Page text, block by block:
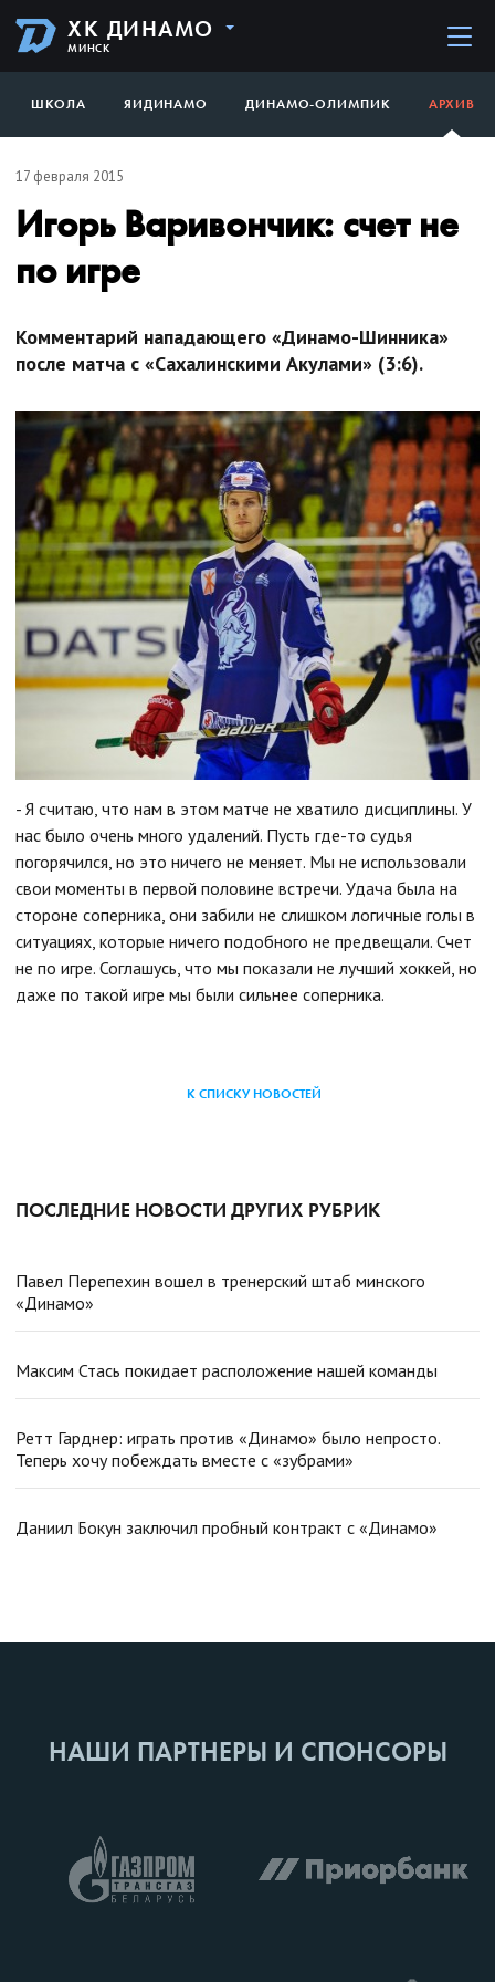
ХК ДИНАМО
МИНСК
ШКОЛА ЯИДИНАМО ДИНАМО-ОЛИМПИК АРХИВ
17 февраля 2015
Игорь Варивончик: счет не
по игре
Комментарий нападающего «Динамо-Шинника»
после матча с «Сахалинскими Акулами» (3:6).
- Я считаю, что нам в этом матче не хватило дисциплины. У
нас было очень много удалений. Пусть где-то судья
погорячился, но это ничего не меняет. Мы не использовали
свои моменты в первой половине встречи. Удача была на
стороне соперника, они забили не слишком логичные голы в
ситуациях, которые ничего подобного не предвещали. Счет
не по игре. Соглашусь, что мы показали не лучший хоккей, но
даже по такой игре мы были сильнее соперника.
К СПИСКУ НОВОСТЕЙ
ПОСЛЕДНИЕ НОВОСТИ ДРУГИХ РУБРИК
Павел Перепехин вошел в тренерский штаб минского
«Динамо»
Максим Стась покидает расположение нашей команды
Ретт Гарднер: играть против «Динамо» было непросто.
Теперь хочу побеждать вместе с «зубрами»
Даниил Бокун заключил пробный контракт с «Динамо»
НАШИ ПАРТНЕРЫ И СПОНСОРЫ